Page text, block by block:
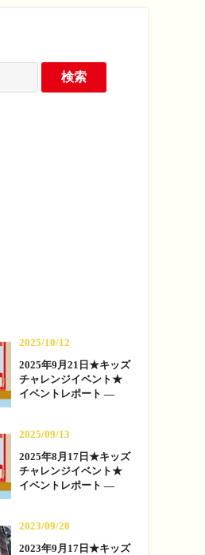
2025/10/12
2025年9月21日★キッズ
チャレンジイベント★
イベントレポート —
2025/09/13
2025年8月17日★キッズ
チャレンジイベント★
イベントレポート —
2023/09/20
2023年9月17日★キッズ